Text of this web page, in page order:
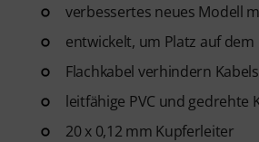
verbessertes neues Modell
entwickelt, um Platz auf
Flachkabel verhindern
leitfähige PVC und
20 x 0,12 mm Kupferleiter